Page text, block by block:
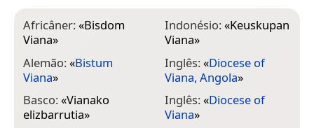
Africâner:«Bisdom
Viana»
Alemão:«Bistum
Viana»
Basco:«Vianako
elizbarrutia»
Indonésio:«Keuskupan
Viana»
Inglês:«Diocese of
Viana, Angola»
Inglês:«Diocese of
Viana»